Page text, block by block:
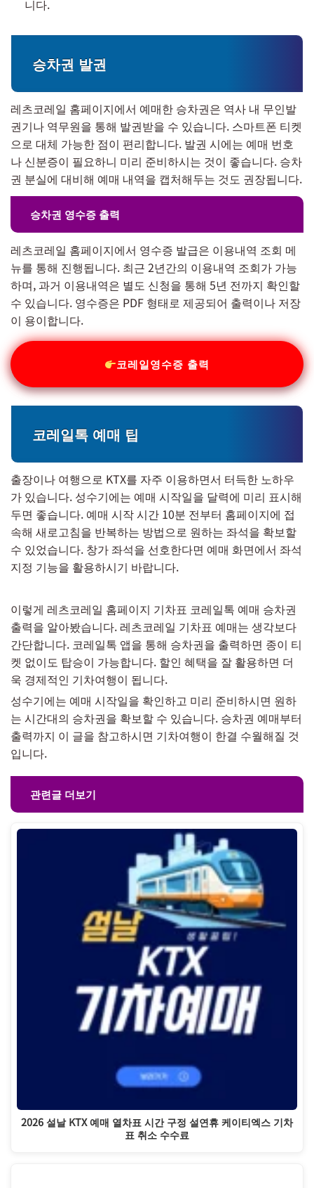
니다.
승차권 발권
레츠코레일 홈페이지에서 예매한 승차권은 역사 내 무인발
권기나 역무원을 통해 발권받을 수 있습니다. 스마트폰 티켓
으로 대체 가능한 점이 편리합니다. 발권 시에는 예매 번호
나 신분증이 필요하니 미리 준비하시는 것이 좋습니다. 승차
권 분실에 대비해 예매 내역을 캡처해두는 것도 권장됩니다.
승차권 영수증 출력
레츠코레일 홈페이지에서 영수증 발급은 이용내역 조회 메
뉴를 통해 진행됩니다. 최근 2년간의 이용내역 조회가 가능
하며, 과거 이용내역은 별도 신청을 통해 5년 전까지 확인할
수 있습니다. 영수증은 PDF 형태로 제공되어 출력이나 저장
이 용이합니다.
코레일영수증 출력
코레일톡 예매 팁
출장이나 여행으로 KTX를 자주 이용하면서 터득한 노하우
가 있습니다. 성수기에는 예매 시작일을 달력에 미리 표시해
두면 좋습니다. 예매 시작 시간 10분 전부터 홈페이지에 접
속해 새로고침을 반복하는 방법으로 원하는 좌석을 확보할
수 있었습니다. 창가 좌석을 선호한다면 예매 화면에서 좌석
지정 기능을 활용하시기 바랍니다.
이렇게 레츠코레일 홈페이지 기차표 코레일톡 예매 승차권
출력을 알아봤습니다. 레츠코레일 기차표 예매는 생각보다
간단합니다. 코레일톡 앱을 통해 승차권을 출력하면 종이 티
켓 없이도 탑승이 가능합니다. 할인 혜택을 잘 활용하면 더
욱 경제적인 기차여행이 됩니다.
성수기에는 예매 시작일을 확인하고 미리 준비하시면 원하
는 시간대의 승차권을 확보할 수 있습니다. 승차권 예매부터
출력까지 이 글을 참고하시면 기차여행이 한결 수월해질 것
입니다.
관련글 더보기
2026 설날 KTX 예매 열차표 시간 구정 설연휴 케이티엑스 기차
표 취소 수수료